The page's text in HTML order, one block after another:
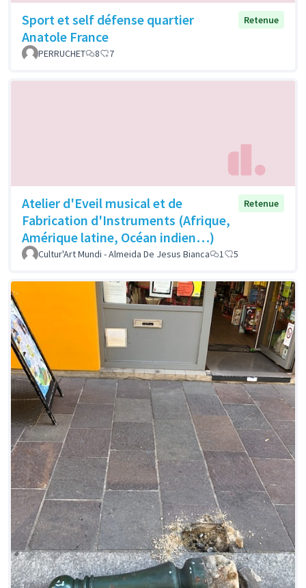
Sport et self défense quartier
Anatole France
Retenue
PERRUCHET 8 7
Atelier d'Eveil musical et de
Fabrication d'Instruments (Afrique,
Amérique latine, Océan indien…)
Retenue
Cultur'Art Mundi - Almeida De Jesus Bianca 1 5